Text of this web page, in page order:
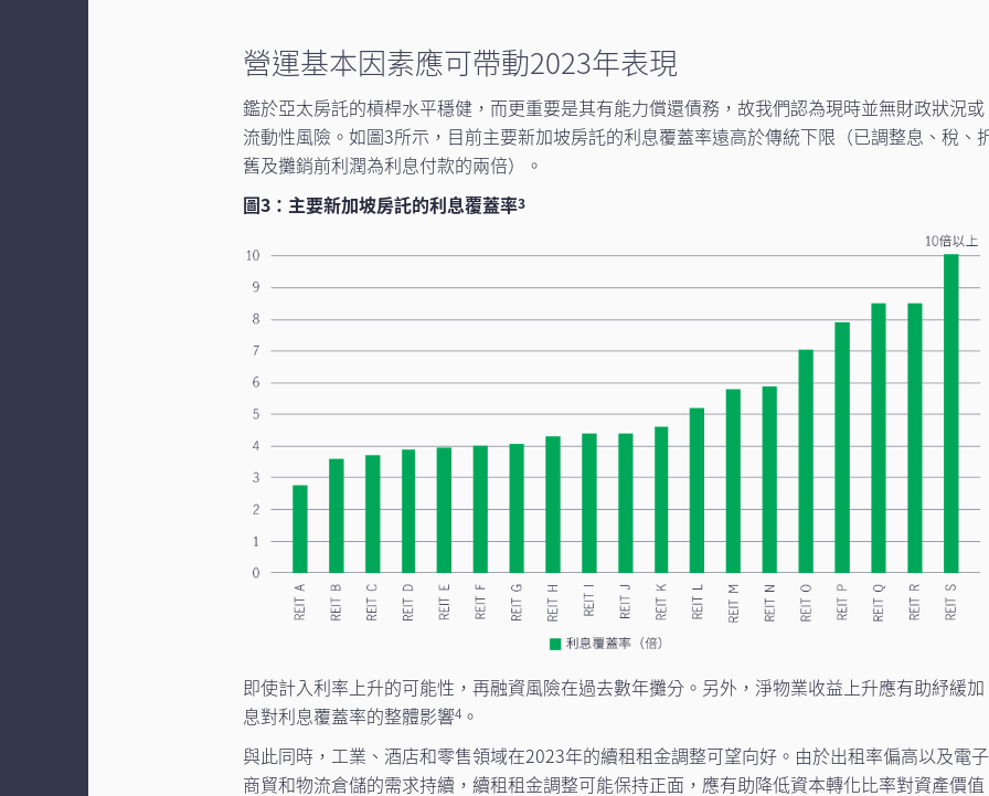
營運基本因素應可帶動2023年表現
鑑於亞太房託的槓桿水平穩健，而更重要是其有能力償還債務，故我們認為現時並無財政狀況或
流動性風險。如圖3所示，目前主要新加坡房託的利息覆蓋率遠高於傳統下限（已調整息、稅、
舊及攤銷前利潤為利息付款的兩倍）。
圖3：主要新加坡房託的利息覆蓋率3
即使計入利率上升的可能性，再融資風險在過去數年攤分。另外，淨物業收益上升應有助紓緩加
息對利息覆蓋率的整體影響4 。
與此同時，工業、酒店和零售領域在2023年的續租租金調整可望向好。由於出租率偏高以及電子
商貿和物流倉儲的需求持續，續租租金調整可能保持正面，應有助降低資本轉化比率對資產價值